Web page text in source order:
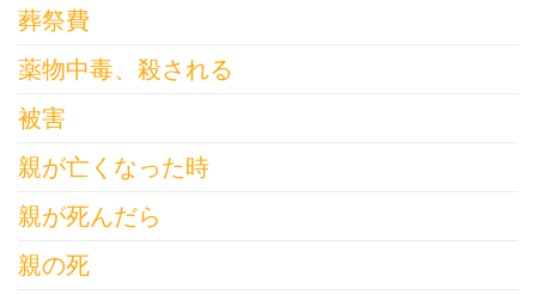
葬祭費
薬物中毒、殺される
被害
親が亡くなった時
親が死んだら
親の死